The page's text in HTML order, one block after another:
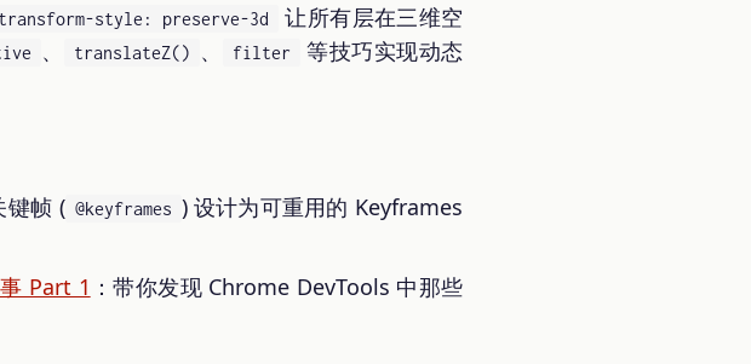
transform-style: preserve-3d
让所有层在三维空
、 translateZ() 、 filter 等技巧实现动态
键帧 ( @keyframes ) 设计为可重用的 Keyframes
Part 1 ：带你发现 Chrome DevTools 中那些